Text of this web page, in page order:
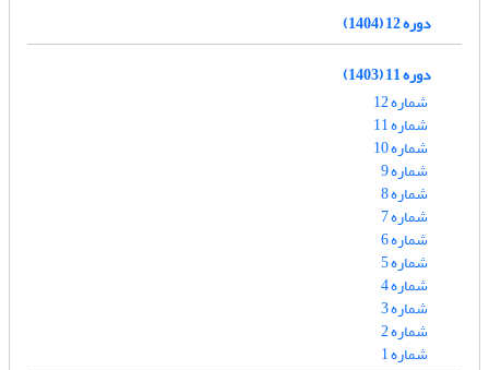
دوره 12 (1404)
دوره 11 (1403)
شماره 12
شماره 11
شماره 10
شماره 9
شماره 8
شماره 7
شماره 6
شماره 5
شماره 4
شماره 3
شماره 2
شماره 1